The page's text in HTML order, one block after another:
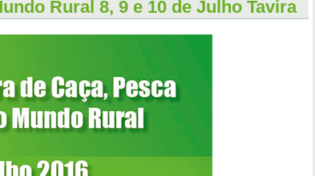
Rural 8, 9 e 10 de Julho Tavira